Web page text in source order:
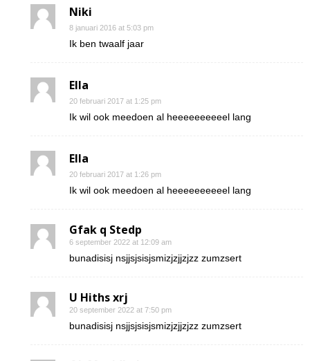
Niki
8 januari 2016 at 5:03 pm
Ik ben twaalf jaar
Ella
20 februari 2017 at 1:25 pm
Ik wil ook meedoen al heeeeeeeeeel lang
Ella
20 februari 2017 at 1:26 pm
Ik wil ook meedoen al heeeeeeeeeel lang
Gfak q Stedp
6 september 2022 at 12:09 am
bunadisisj nsjjsjsisjsmizjzjjzjzz zumzsert
U Hiths xrj
20 september 2022 at 7:50 pm
bunadisisj nsjjsjsisjsmizjzjjzjzz zumzsert